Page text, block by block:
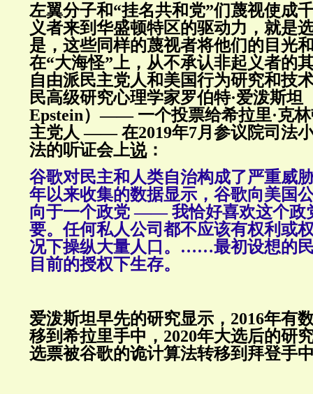
左翼分子和“挂名共和党”们蔑视使成
义者来到华盛顿特区的驱动力，就是
是，这些同样的蔑视者将他们的目光
在“大海怪”上，从不承认非起义者的
自由派民主党人和美国行为研究和技
民高级研究心理学家罗伯特·爱泼斯坦
Epstein）—— 一个投票给希拉里·克林
主党人 —— 在2019年7月参议院司法
法的听证会上说：
谷歌对民主和人类自治构成了严重威
年以来收集的数据显示，谷歌向美国
向于一个政党 —— 我恰好喜欢这个政
要。任何私人公司都不应该有权利或
况下操纵大量人口。……最初设想的
目前的授权下生存。
爱泼斯坦早先的研究显示，2016年有
移到希拉里手中，2020年大选后的研
选票被谷歌的诡计算法转移到拜登手